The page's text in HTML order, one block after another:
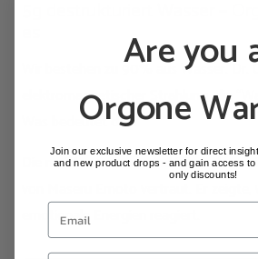
5g destrukturiert Wasser –
Wir bestehen zu 90% aus Wasser. Dr.
elektromagnetischer Strahlung, die
Was bedeutet das?
Die meisten von uns sind inzwischen
emotionale Energien reagiert.
Are you
Orgone
Join our exclusive newsletter for direct
and new product drops - and gain access
only discounts!